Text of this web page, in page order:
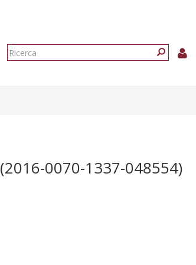
Form
(2016-0070-1337-048554)